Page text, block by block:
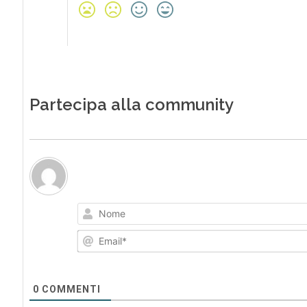
Partecipa alla community
0 COMMENTI